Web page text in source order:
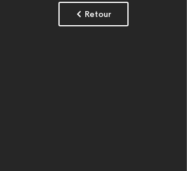
Retour